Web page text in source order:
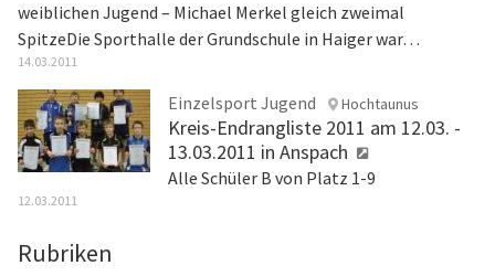
weiblichen Jugend – Michael Merkel gleich zweimal
SpitzeDie Sporthalle der Grundschule in Haiger war…
14.03.2011
Einzelsport Jugend Hochtaunus
Kreis-Endrangliste 2011 am 12.03. -
13.03.2011 in Anspach
Alle Schüler B von Platz 1-9
12.03.2011
Rubriken